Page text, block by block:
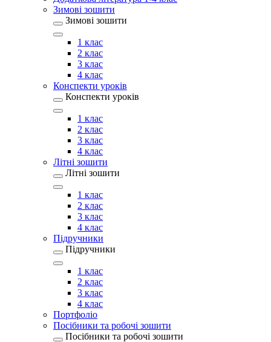
Зимові зошити
Зимові зошити
1 клас
2 клас
3 клас
4 клас
Конспекти уроків
Конспекти уроків
1 клас
2 клас
3 клас
4 клас
Літні зошити
Літні зошити
1 клас
2 клас
3 клас
4 клас
Підручники
Підручники
1 клас
2 клас
3 клас
4 клас
Портфоліо
Посібники та робочі зошити
Посібники та робочі зошити